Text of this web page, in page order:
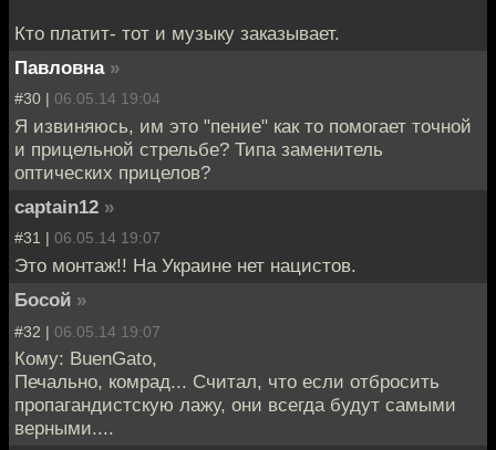
Кто платит- тот и музыку заказывает.
Павловна »
#30 | 06.05.14 19:04
Я извиняюсь, им это "пение" как то помогает точной
и прицельной стрельбе? Типа заменитель
оптических прицелов?
captain12 »
#31 | 06.05.14 19:07
Это монтаж!! На Украине нет нацистов.
Босой »
#32 | 06.05.14 19:07
Кому: BuenGato,
Печально, комрад... Считал, что если отбросить
пропагандистскую лажу, они всегда будут самыми
верными....